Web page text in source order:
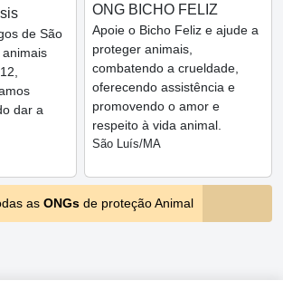
de São
dar a
ONG BICHO FELIZ
Apoie o Bicho Feliz e ajude a
proteger animais,
combatendo a crueldade,
oferecendo assistência e
promovendo o amor e
respeito à vida animal.
São Luís/MA
as ONGsde proteção Animal